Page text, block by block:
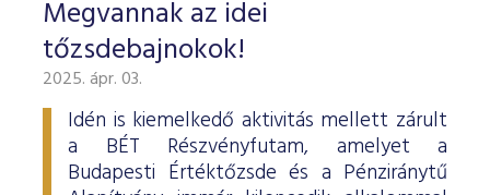
Megvannak az idei
tőzsdebajnokok!
2025. ápr. 03.
Idén is kiemelkedő aktivitás mellett zárult
a BÉT Részvényfutam, amelyet a
Budapesti Értéktőzsde és a Pénziránytű